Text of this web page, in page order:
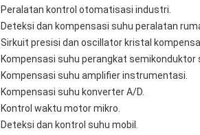
Peralatan kontrol otomatisasi industri.
Deteksi dan kompensasi suhu peralatan
Sirkuit presisi dan oscillator kristal
Kompensasi suhu perangkat semikonduktor
Kompensasi suhu amplifier instrumentasi.
Kompensasi suhu konverter A/D.
Kontrol waktu motor mikro.
Deteksi dan kontrol suhu mobil.